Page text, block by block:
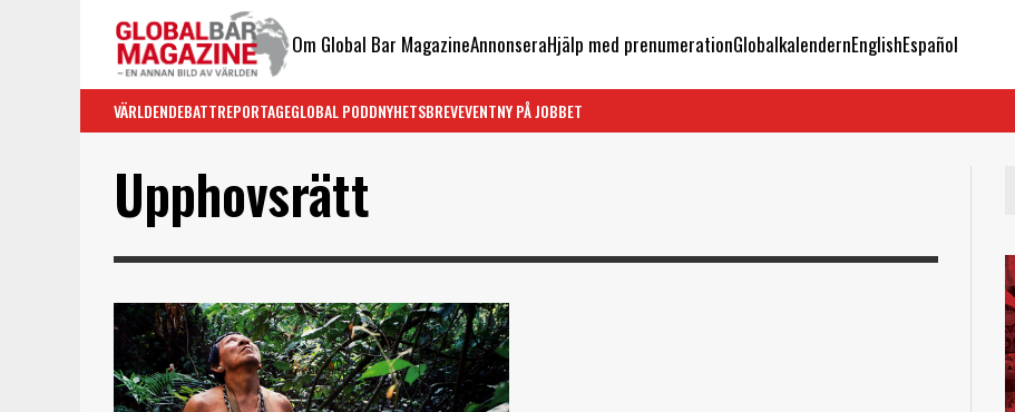
Om Global Bar MagazineAnnonseraHjälp med prenumerationGlobalkalendernEnglishEspañol
VÄRLDENDEBATTREPORTAGEGLOBAL PODDNYHETSBREVEVENTNY PÅ JOBBET
Upphovsrätt